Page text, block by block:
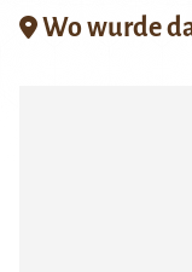
Wo wurde